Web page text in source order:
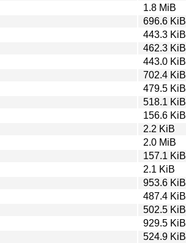
1.8 MiB
696.6 KiB
443.3 KiB
462.3 KiB
443.0 KiB
702.4 KiB
479.5 KiB
518.1 KiB
156.6 KiB
2.2 KiB
2.0 MiB
157.1 KiB
2.1 KiB
953.6 KiB
487.4 KiB
502.5 KiB
929.5 KiB
524.9 KiB